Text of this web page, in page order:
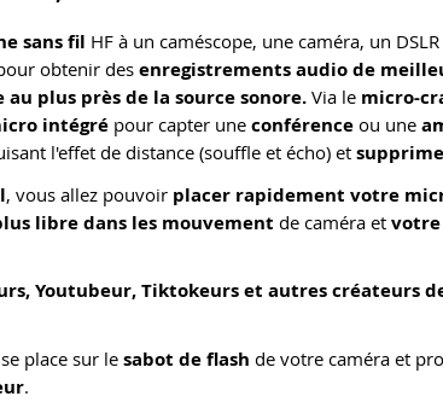
sans fil HF à un caméscope, une caméra, un
obtenir des enregistrements audio de
plus près de la source sonore. Via le micro-
intégré pour capter une conférence ou une
l'effet de distance (souffle et écho) et
, vous allez pouvoir placer rapidement votre
libre dans les mouvement de caméra et votre
Youtubeur, Tiktokeurs et autres créateurs
place sur le sabot de flash de votre caméra et
.